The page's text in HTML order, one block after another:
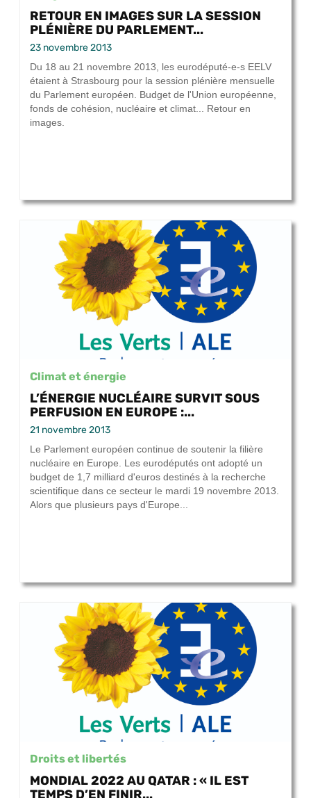
RETOUR EN IMAGES SUR LA SESSION
PLÉNIÈRE DU PARLEMENT...
23 novembre 2013
Du 18 au 21 novembre 2013, les eurodéputé-e-s EELV
étaient à Strasbourg pour la session plénière mensuelle
du Parlement européen. Budget de l'Union européenne,
fonds de cohésion, nucléaire et climat... Retour en
images.
Climat et énergie
L’ÉNERGIE NUCLÉAIRE SURVIT SOUS
PERFUSION EN EUROPE :...
21 novembre 2013
Le Parlement européen continue de soutenir la filière
nucléaire en Europe. Les eurodéputés ont adopté un
budget de 1,7 milliard d'euros destinés à la recherche
scientifique dans ce secteur le mardi 19 novembre 2013.
Alors que plusieurs pays d'Europe...
Droits et libertés
MONDIAL 2022 AU QATAR : « IL EST
TEMPS D’EN FINIR...